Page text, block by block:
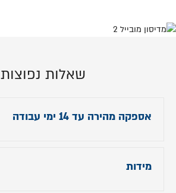
שאלות נפוצות
אספקה מהירה עד 14 ימי עבודה
מידות